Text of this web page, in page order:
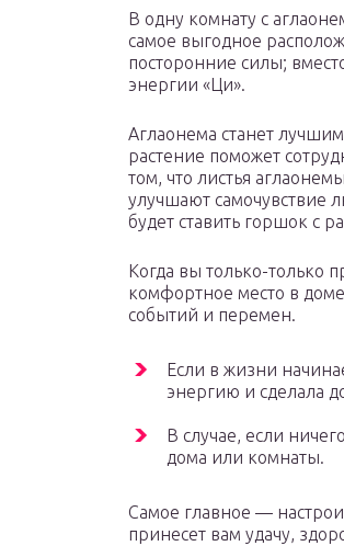
В одну комнату с
самое выгодное
посторонние силы;
энергии «Ци».
Аглаонема станет
растение поможет
том, что листья
улучшают самочувствие
будет ставить горшок с
Когда вы только-только
комфортное место в
событий и перемен.
Если в жизни
энергию и сделала
В случае, если
дома или комнаты.
Самое главное —
принесет вам удачу,